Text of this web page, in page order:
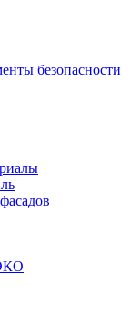
безопасности